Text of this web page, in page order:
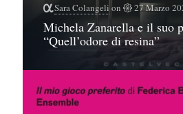
Sara Colangeli on 27 Marzo
Michela Zanarella e il suo
“Quell’odore di resina”